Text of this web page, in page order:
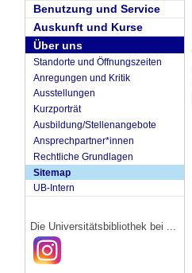
Benutzung und Service
Auskunft und Kurse
Über uns
Standorte und Öffnungszeiten
Anregungen und Kritik
Ausstellungen
Kurzporträt
Ausbildung/Stellenangebote
Ansprechpartner*innen
Rechtliche Grundlagen
Sitemap
UB-Intern
Die Universitätsbibliothek bei ...